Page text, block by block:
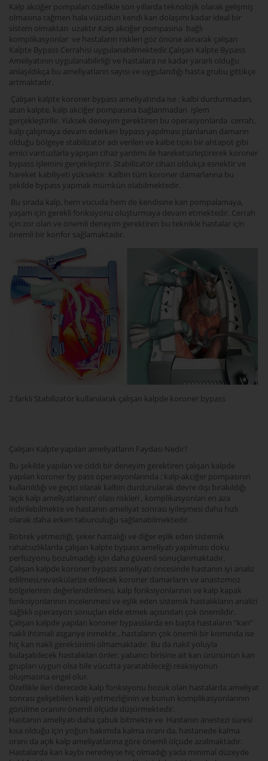
Kalp akciğer pompaları özellikle son yıllarda teknolojik olarak gelişmiş
olmasına rağmen hala vücudun kendi kan dolaşımı kadar ideal bir
sistem olmaktan uzaktır.Kalp akciğer pompasına bağlı
komplikasyonlar ve hastaların riskleri göz önüne alınarak çalışan
Kalpte Bypass Cerrahisi uygulanabilmektedir.Çalışan Kalpte Bypass
Ameliyatının uygulanabilirliği ve hastalara ne kadar yararlı olduğu
anlaşıldıkça bu ameliyatların sayısı ve uygulandığı hasta grubu gittikçe
artmaktadır.
Çalışan kalpte koroner bypass ameliyatında ise ; kalbi durdurmadan,
atan kalpte, kalp akciğer pompasına bağlanmadan işlem
gerçekleştirilir. Yüksek deneyim gerektiren bu operasyonlarda cerrah,
kalp çalışmaya devam ederken bypass yapılması planlanan damarın
olduğu bölgeye stabilizatör adı verilen ve kalbe tıpkı bir ahtapot gibi
emici vantuzlarla yapışan cihaz yardımı ile hareketsizleştirerek koroner
bypass işlemini gerçekleştirir. Stabilizatör cihazı oldukça esnektir ve
hareket kabiliyeti yüksektir. Kalbin tüm koroner damarlarına bu
şekilde bypass yapmak mümkün olabilmektedir.
Bu sırada kalp, hem vücuda hem de kendisine kan pompalamaya,
yaşam için gerekli fonksiyonu oluşturmaya devam etmektedir. Cerrah
için zor olan ve önemli deneyim gerektiren bu teknikle hastalar için
önemli bir konfor sağlamaktadır.
2 farklı Stabilizatör kullanılarak çalışan kalpde koroner bypass
Çalışan Kalpte yapılan ameliyatların Faydası Nedir?
Bu şekilde yapılan ve ciddi bir deneyim gerektiren çalışan kalpde
yapılan koroner by pass operasyonlarında ; kalp-akciğer pompasının
kullanıldığı ve geçici olarak kalbin durdurularak devre dışı bırakıldığı
‘açık kalp ameliyatlarının’ olası riskleri , komplikasyonları en aza
indirilebilmekte ve hastanın ameliyat sonrası iyileşmesi daha hızlı
olarak daha erken taburculuğu sağlanabilmektedir.
Böbrek yetmezliği, şeker hastalığı ve diğer eşlik eden sistemik
rahatsızlıklarda çalışan kalpte bypass ameliyatı yapılması doku
perfüzyonu bozulmadığı için daha güvenli sonuçlanmaktadır.
Çalışan kalpde koroner bypass ameliyatı öncesinde hastanın iyi analiz
edilmesi,revaskülarize edilecek koroner damarların ve anastomoz
bölgelerinin değerlendirilmesi, kalp fonksiyonlarının ve kalp kapak
fonksiyonlarının incelenmesi ve eşlik eden sistemik hastalıkların analizi
sağlıklı operasyon sonuçları elde etmek açısından çok önemlidir.
Çalışan kalpde yapılan koroner bypasslarda en başta hastaların “kan”
nakli ihtimali asgariye inmekte , hastaların çok önemli bir kısmında ise
hiç kan nakli gereksinimi olmamaktadır. Bu da nakil yoluyla
bulaşabilecek hastalıkları önler, yabancı birisine ait kan ürününün kan
grupları uygun olsa bile vücutta yaratabileceği reaksiyonun
oluşmasına engel olur.
Özellikle ileri derecede kalp fonksiyonu bozuk olan hastalarda ameliyat
sonrası gelişebilen kalp yetmezliğinin ve bunun komplikasyonlarının
görülme oranını önemli ölçüde düşürmektedir.
Hastanın ameliyatı daha çabuk bitmekte ve Hastanın anestezi süresi
kısa olduğu için yoğun bakımda kalma oranı da, hastanede kalma
oranı da açık kalp ameliyatlarına göre önemli ölçüde azalmaktadır.
Hastalarda kan kaybı neredeyse hiç olmadığı yada minimal düzeyde